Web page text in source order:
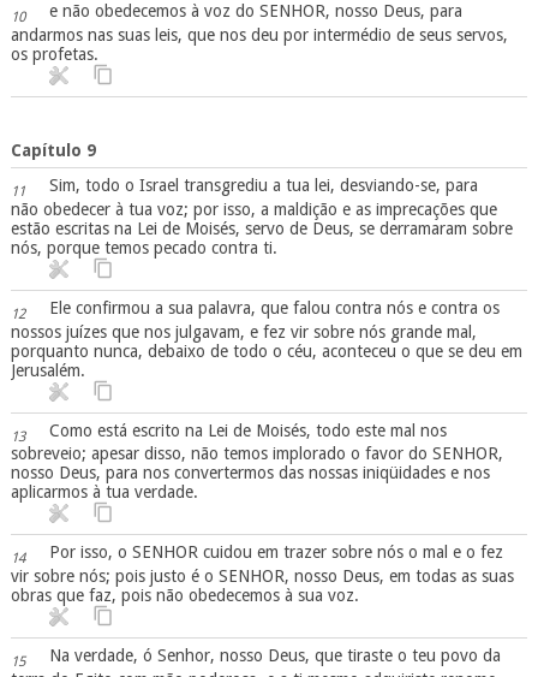
10
e não obedecemos à voz do SENHOR, nosso Deus, para
andarmos nas suas leis, que nos deu por intermédio de seus servos,
os profetas.
Capítulo 9
11
Sim, todo o Israel transgrediu a tua lei, desviando-se, para
não obedecer à tua voz; por isso, a maldição e as imprecações que
estão escritas na Lei de Moisés, servo de Deus, se derramaram sobre
nós, porque temos pecado contra ti.
12
Ele confirmou a sua palavra, que falou contra nós e contra os
nossos juízes que nos julgavam, e fez vir sobre nós grande mal,
porquanto nunca, debaixo de todo o céu, aconteceu o que se deu em
Jerusalém.
13
Como está escrito na Lei de Moisés, todo este mal nos
sobreveio; apesar disso, não temos implorado o favor do SENHOR,
nosso Deus, para nos convertermos das nossas iniqüidades e nos
aplicarmos à tua verdade.
14
Por isso, o SENHOR cuidou em trazer sobre nós o mal e o fez
vir sobre nós; pois justo é o SENHOR, nosso Deus, em todas as suas
obras que faz, pois não obedecemos à sua voz.
15
Na verdade, ó Senhor, nosso Deus, que tiraste o teu povo da